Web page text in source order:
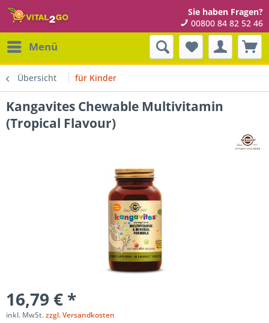
Sie haben Fragen?
00800 84 82 52 46
Menü
Übersicht für Kinder
Kangavites Chewable Multivitamin
(Tropical Flavour)
16,79 € *
inkl. MwSt.zzgl. Versandkosten